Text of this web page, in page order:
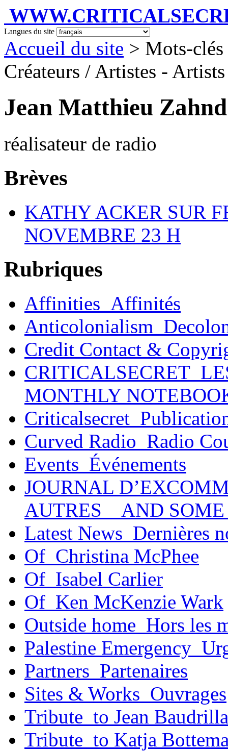
Langues du site
Accueil du site > Mots-
Créateurs / Artistes -
Jean Matthieu Zahnd
réalisateur de radio
Brèves
KATHY ACKER SUR
NOVEMBRE 23 H
Rubriques
Affinities_Affinités
Credit Contact &
MONTHLY
Curved Radio_Radio
Events_Événements
JOURNAL
AUTRES _ AND
Latest News_Dernières
Of_Christina McPhee
Of_Isabel Carlier
Of_Ken McKenzie Wark
Outside home_Hors les
Palestine
Partners_Partenaires
Sites & Works_Ouvrages
Tribute_to Jean
Tribute_to Katja